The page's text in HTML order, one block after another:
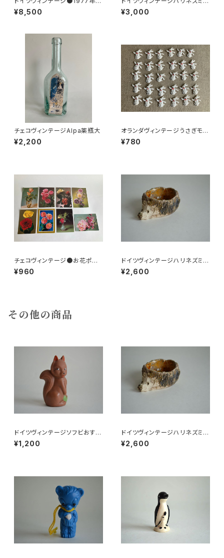
ケットカレンダーKDT手帳未使
用DDR
¥8,500
小皿b
¥3,000
チェコヴィンテージAlpa薬瓶大
¥2,200
オランダヴィンテージうさぎモチ
ーフプラパーツ30個セットNo19
9
¥780
チェコヴィンテージ●お花ポスト
カード8枚組
¥960
ドイツヴィンテージハリネズミの
小皿a
¥2,600
その他の商品
ドイツヴィンテージソフビおすま
しネコ？32
¥1,200
ドイツヴィンテージハリネズミの
小皿a
¥2,600